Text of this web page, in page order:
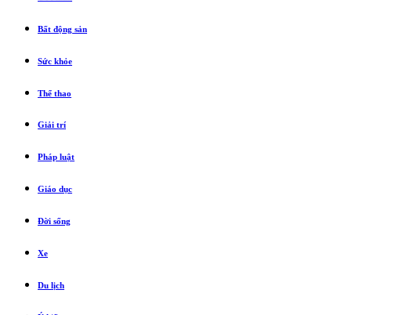
Bất động sản
Sức khỏe
Thể thao
Giải trí
Pháp luật
Giáo dục
Đời sống
Xe
Du lịch